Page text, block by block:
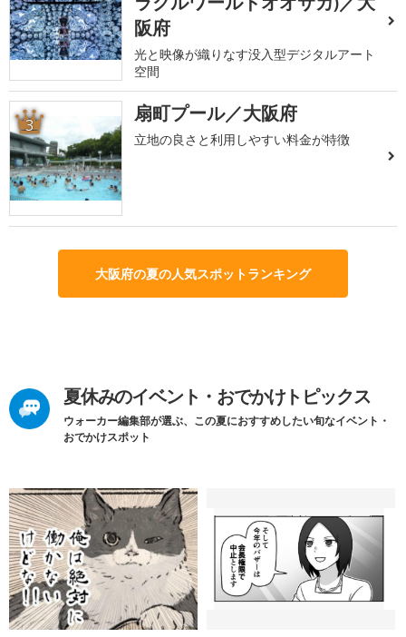
阪府
光と映像が織りなす没入型デジタルアート
空間
3 扇町プール／大阪府
立地の良さと利用しやすい料金が特徴
大阪府の夏の人気スポットランキング
夏休みのイベント・おでかけトピックス
ウォーカー編集部が選ぶ、この夏におすすめしたい旬なイベント・
おでかけスポット